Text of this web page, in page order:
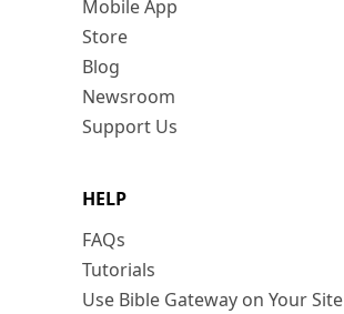
Mobile App
Store
Blog
Newsroom
Support Us
HELP
FAQs
Tutorials
Use Bible Gateway on Your Site